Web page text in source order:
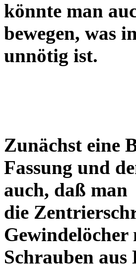
könnte man
bewegen, was
unnötig
Zunächst eine
Fassung und
auch, daß man
die
Schrauben